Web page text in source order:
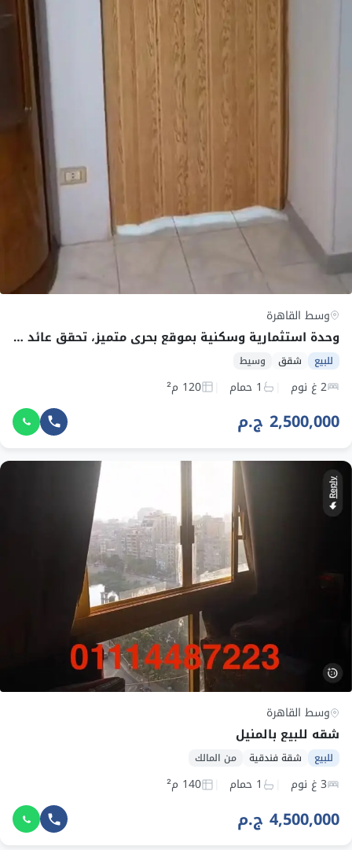
وسط القاهرة
وحدة استثمارية وسكنية بموقع بحري متميز، تحقق عائد إيجاري ثابت يصل إلى 15,000 جنيه شهريًا
للبيع شقق وسيط
2 غ نوم 1 حمام 120 م²
2,500,000 ج.م
وسط القاهرة
شقه للبيع بالمنيل
للبيع شقة فندقية من المالك
3 غ نوم 1 حمام 140 م²
4,500,000 ج.م